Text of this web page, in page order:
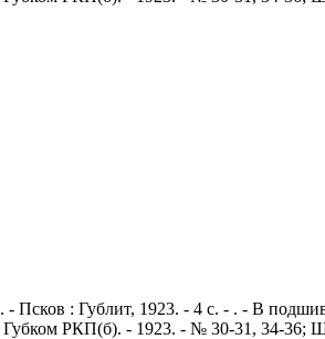
: Гублит, 1923. - 4 с. - . - В
РКП(б). - 1923. - № 30-31, 34-